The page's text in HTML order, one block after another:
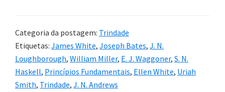
Categoria da postagem: Trindade
Etiquetas: James White, Joseph Bates, J. N.
Loughborough, William Miller, E. J. Waggoner, S. N.
Haskell, Princípios Fundamentais, Ellen White, Uriah
Smith, Trindade, J. N. Andrews